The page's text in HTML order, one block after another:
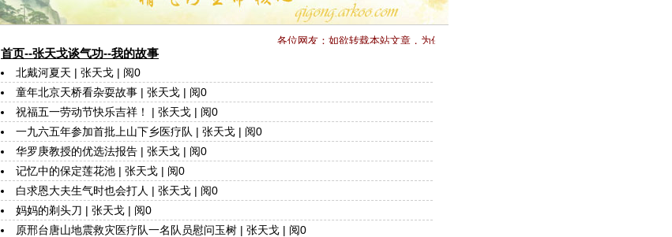
各位网友：如欲转载本站文章，为保护作者的知识产权，请注明：作者--张天戈（或海北
首页--张天戈谈气功--我的故事
北戴河夏天 | 张天戈 | 阅0
童年北京天桥看杂耍故事 | 张天戈 | 阅0
祝福五一劳动节快乐吉祥！
| 张天戈 | 阅0
一九六五年参加首批上山下乡医疗队 | 张天戈 | 阅0
华罗庚教授的优选法报告 | 张天戈 | 阅0
记忆中的保定莲花池 | 张天戈 | 阅0
白求恩大夫生气时也会打人 | 张天戈 | 阅0
妈妈的剃头刀 | 张天戈 | 阅0
原邢台唐山地震救灾医疗队一名队员慰问玉树 | 张天戈 | 阅0